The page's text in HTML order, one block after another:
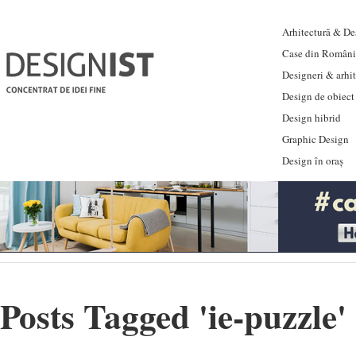
Arhitectură &
Case din
Designeri &
Design de obiect
Design hibrid
Graphic Design
Design în oraș
Posts Tagged 'ie-puzzle'